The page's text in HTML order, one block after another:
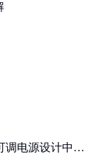
调电源设计中的